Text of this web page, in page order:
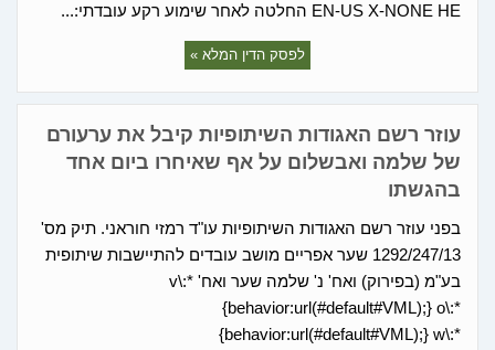
EN-US X-NONE HE החלטה לאחר שימוע רקע עובדתי:...
לפסק הדין המלא »
עוזר רשם האגודות השיתופיות קיבל את ערעורם
של שלמה ואבשלום על אף שאיחרו ביום אחד
בהגשתו
בפני עוזר רשם האגודות השיתופיות עו"ד רמזי חוראני. תיק מס'
1292/247/13 שער אפריים מושב עובדים להתיישבות שיתופית
בע"מ (בפירוק) ואח' נ' שלמה שער ואח' v\:*
{behavior:url(#default#VML);} o\:*
{behavior:url(#default#VML);} w\:*